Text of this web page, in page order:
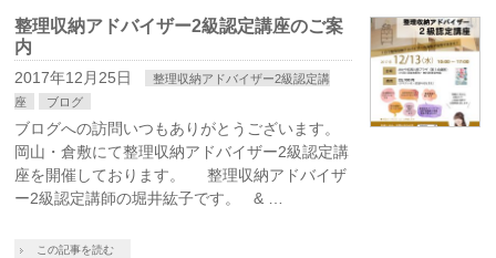
整理収納アドバイザー2級認定講座のご案
内
2017年12月25日
整理収納アドバイザー2級認定講
座
ブログ
ブログへの訪問いつもありがとうございます。
岡山・倉敷にて整理収納アドバイザー2級認定講
座を開催しております。 整理収納アドバイザ
ー2級認定講師の堀井紘子です。 & …
この記事を読む